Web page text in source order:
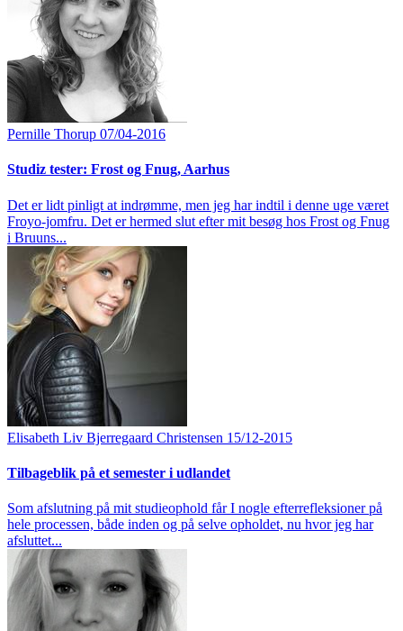
Pernille Thorup 07/04-2016
Studiz tester: Frost og Fnug, Aarhus
Det er lidt pinligt at indrømme, men jeg har indtil i denne uge været
Froyo-jomfru. Det er hermed slut efter mit besøg hos Frost og Fnug
i Bruuns...
Elisabeth Liv Bjerregaard Christensen 15/12-2015
Tilbageblik på et semester i udlandet
Som afslutning på mit studieophold får I nogle efterrefleksioner på
hele processen, både inden og på selve opholdet, nu hvor jeg har
afsluttet...